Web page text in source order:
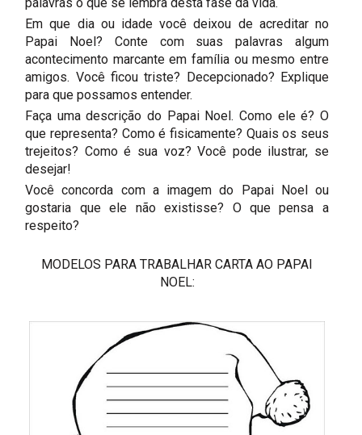
Em que dia ou idade você deixou de acreditar no
Papai Noel? Conte com suas palavras algum
acontecimento marcante em família ou mesmo entre
amigos. Você ficou triste? Decepcionado? Explique
para que possamos entender.
Faça uma descrição do Papai Noel. Como ele é? O
que representa? Como é fisicamente? Quais os seus
trejeitos? Como é sua voz? Você pode ilustrar, se
desejar!
Você concorda com a imagem do Papai Noel ou
gostaria que ele não existisse? O que pensa a
respeito?
MODELOS PARA TRABALHAR CARTA AO PAPAI
NOEL: